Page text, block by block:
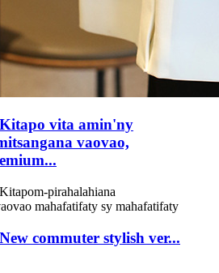
vita amin'ny
vaovao,
commuter stylish ver...